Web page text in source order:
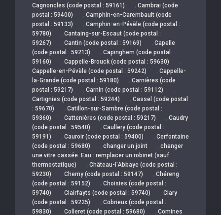
Cagnoncles (code postal : 59161) , Cambrai (code
postal : 59400)
, Camphin-en-Carembault (code
postal : 59133)
, Camphin-en-Pévèle (code postal :
59780)
, Cantaing-sur-Escaut (code postal :
59267)
, Cantin (code postal : 59169) , Capelle
(code postal : 59213)
, Capinghem (code postal :
59160)
, Cappelle-Brouck (code postal : 59630) ,
Cappelle-en-Pévèle (code postal : 59242) , Cappelle-
la-Grande (code postal : 59180)
, Carnières (code
postal : 59217)
, Carnin (code postal : 59112) ,
Cartignies (code postal : 59244) , Cassel (code postal
: 59670)
, Catillon-sur-Sambre (code postal :
59360)
, Cattenières (code postal : 59217) , Caudry
(code postal : 59540)
, Caullery (code postal :
59191)
, Cauroir (code postal : 59400) , Cerfontaine
(code postal : 59680)
, changer un joint , changer
une vitre cassée. Eau : remplacer un robinet (sauf
thermostatique)
, Château-l'Abbaye (code postal :
59230)
, Chemy (code postal : 59147) , Chéreng
(code postal : 59152)
, Choisies (code postal :
59740)
, Clairfayts (code postal : 59740) , Clary
(code postal : 59225)
, Cobrieux (code postal :
59830)
, Colleret (code postal : 59680) , Comines